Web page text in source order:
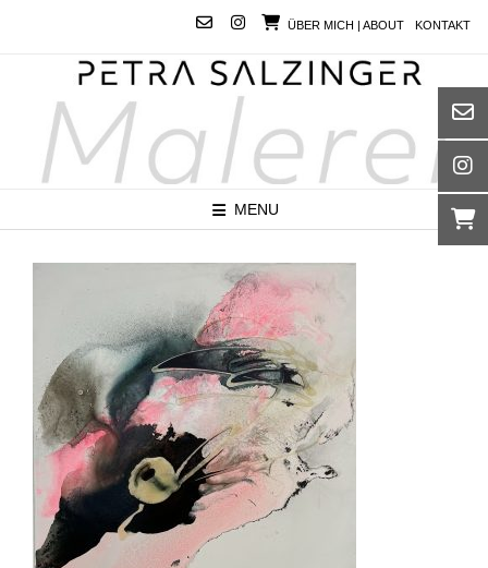
ÜBER MICH | ABOUT KONTAKT
MENU